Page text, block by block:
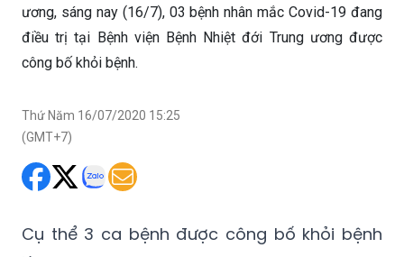
công bố khỏi bệnh.
Thứ Năm 16/07/2020 15:25
Cụ thể 3 ca bệnh được công bố khỏi bệnh
BN 349, nữ, 12 tuổi ở ở Bắc Từ Liêm, Hà Nội.